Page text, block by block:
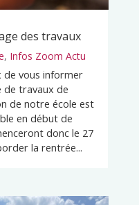
des travaux
, Infos Zoom Actu
de vous informer
de travaux de
de notre école est
en début de
donc le 27
la rentrée...